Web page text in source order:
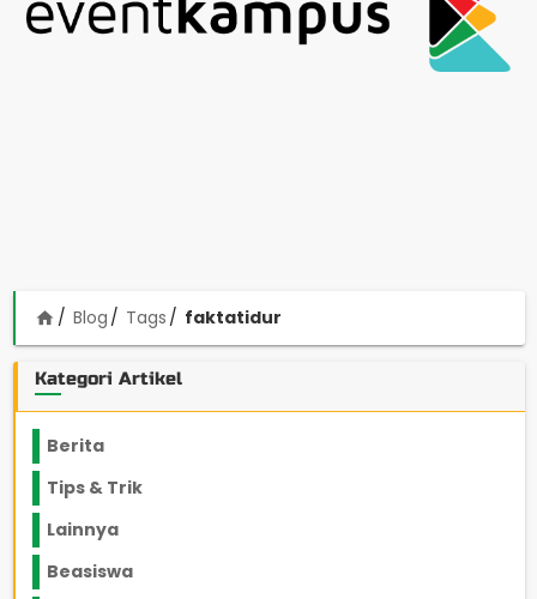
home Blog Tags faktatidur
Kategori Artikel
Berita
Tips & Trik
Lainnya
Beasiswa